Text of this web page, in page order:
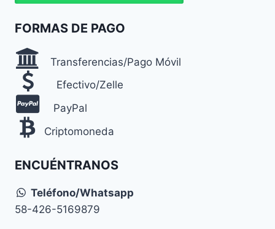
FORMAS DE PAGO
Transferencias/Pago Móvil
Efectivo/Zelle
PayPal
Criptomoneda
ENCUÉNTRANOS
Teléfono/Whatsapp
58-426-5169879